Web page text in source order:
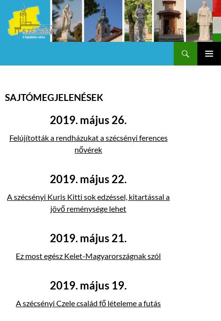
SAJTÓMEGJELENÉSEK
2019. május 26.
Felújították a rendházukat a szécsényi ferences
nővérek
2019. május 22.
A szécsényi Kuris Kitti sok edzéssel, kitartással a
jövő reménysége lehet
2019. május 21.
Ez most egész Kelet-Magyarországnak szól
2019. május 19.
A szécsényi Czele család fő lételeme a futás